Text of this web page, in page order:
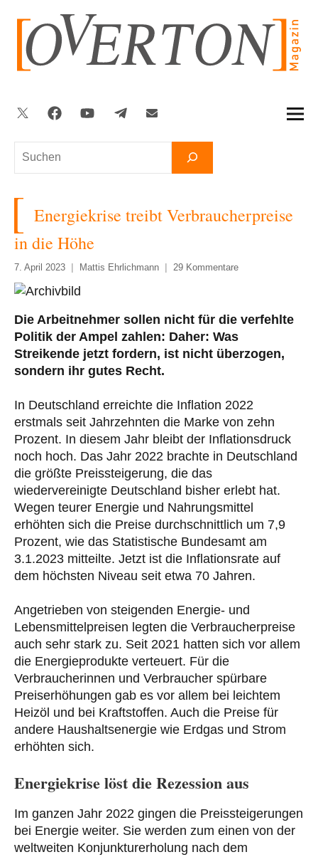
springen
Suchen
Twitter FacebookYouTubeTelegram
Energiekrise treibt Verbraucherpreise
in die Höhe
7. April 2023 Mattis Ehrlichmann 29 Kommentare
Die Arbeitnehmer sollen nicht für die verfehlte
Politik der Ampel zahlen: Daher: Was
Streikende jetzt fordern, ist nicht überzogen,
sondern ihr gutes Recht.
In Deutschland erreichte die Inflation 2022
erstmals seit Jahrzehnten die Marke von zehn
Prozent. In diesem Jahr bleibt der Inflationsdruck
noch hoch. Das Jahr 2022 brachte in Deutschland
die größte Preissteigerung, die das
wiedervereinigte Deutschland bisher erlebt hat.
Wegen teurer Energie und Nahrungsmittel
erhöhten sich die Preise durchschnittlich um 7,9
Prozent, wie das Statistische Bundesamt am
3.1.2023 mitteilte. Jetzt ist die Inflationsrate auf
dem höchsten Niveau seit etwa 70 Jahren.
Angetrieben von steigenden Energie- und
Lebensmittelpreisen legten die Verbraucherpreise
auch sehr stark zu. Seit 2021 hatten sich vor allem
die Energieprodukte verteuert. Für die
Verbraucherinnen und Verbraucher spürbare
Preiserhöhungen gab es vor allem bei leichtem
Heizöl und bei Kraftstoffen. Auch die Preise für
andere Haushaltsenergie wie Erdgas und Strom
erhöhten sich.
Energiekrise löst die Rezession aus
Im ganzen Jahr 2022 gingen die Preissteigerungen
bei Energie weiter. Sie werden zum einen von der
weltweiten Konjunkturerholung nach dem